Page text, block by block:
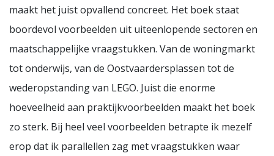
maakt het juist opvallend concreet. Het boek staat
boordevol voorbeelden uit uiteenlopende sectoren en
maatschappelijke vraagstukken. Van de woningmarkt
tot onderwijs, van de Oostvaardersplassen tot de
wederopstanding van LEGO. Juist die enorme
hoeveelheid aan praktijkvoorbeelden maakt het boek
zo sterk. Bij heel veel voorbeelden betrapte ik mezelf
erop dat ik parallellen zag met vraagstukken waar